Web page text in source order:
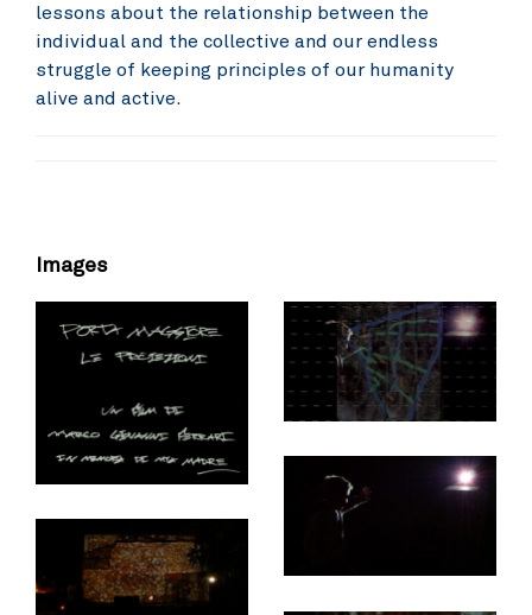
lessons about the relationship between the
individual and the collective and our endless
struggle of keeping principles of our humanity
alive and active.
Images